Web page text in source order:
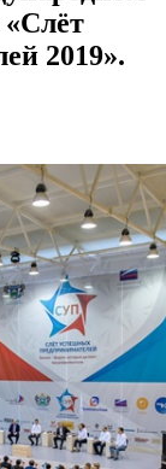
2019».